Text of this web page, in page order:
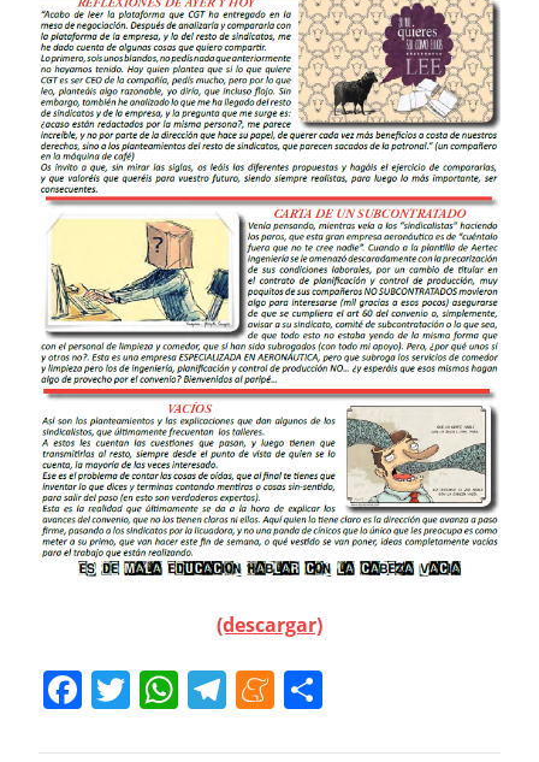
(descargar)
Facebook
Twitter
WhatsApp
Telegram
Meneame